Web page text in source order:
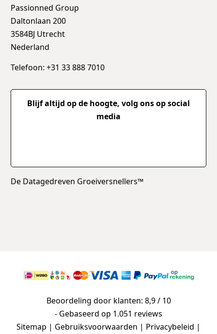
Passionned Group
Daltonlaan 200
3584BJ Utrecht
Nederland
Telefoon: +31 33 888 7010
Blijf altijd op de hoogte, volg ons op social
media
De Datagedreven Groeiversnellers™
Beoordeling door klanten: 8,9 / 10
- Gebaseerd op 1.051 reviews
Sitemap | Gebruiksvoorwaarden | Privacybeleid |